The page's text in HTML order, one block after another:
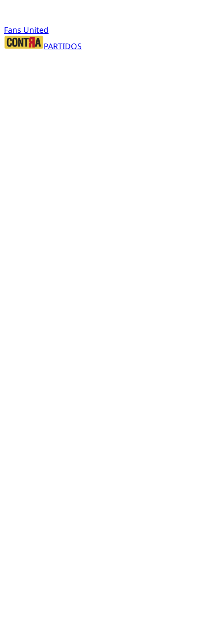
Fans United
PARTIDOS